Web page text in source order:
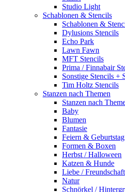
Studio Light
Schablonen & Stencils
Schablonen &
Dylusions Stencils
Echo Park
Lawn Fawn
MFT Stencils
Prima / Finnabair
Sonstige Stencils +
Tim Holtz Stencils
Stanzen nach Themen
Stanzen nach
Baby
Blumen
Fantasie
Feiern & Geburtstag
Formen & Boxen
Herbst / Halloween
Katzen & Hunde
Liebe / Freundschaft
Natur
Schnörkel /